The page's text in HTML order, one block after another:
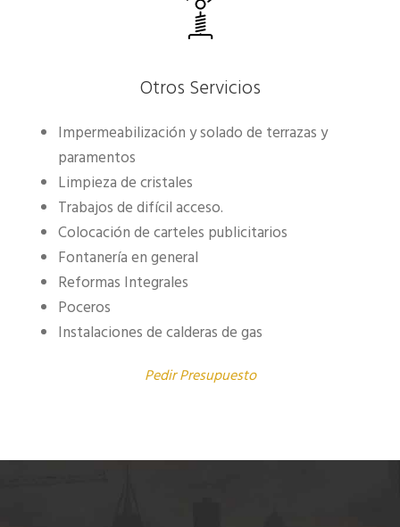
Otros Servicios
Impermeabilización y solado de terrazas y
paramentos
Limpieza de cristales
Trabajos de difícil acceso.
Colocación de carteles publicitarios
Fontanería en general
Reformas Integrales
Poceros
Instalaciones de calderas de gas
Pedir Presupuesto